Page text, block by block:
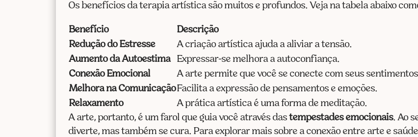
Os benefícios da terapia artística são muitos e profundos. Veja na tabela abaixo
Benefício
Descrição
Redução do Estresse
A criação artística ajuda a aliviar a tensão.
Aumento da Autoestima
Expressar-se melhora a autoconfiança.
Conexão Emocional
A arte permite que você se conecte com seus
Melhora na ComunicaçãoFacilita a expressão de pensamentos e emoções.
Relaxamento
A prática artística é uma forma de meditação.
A arte, portanto, é um farol que guia você através dastempestades emocionais. Ao
diverte, mas também se cura. Para explorar mais sobre a conexão entre arte e